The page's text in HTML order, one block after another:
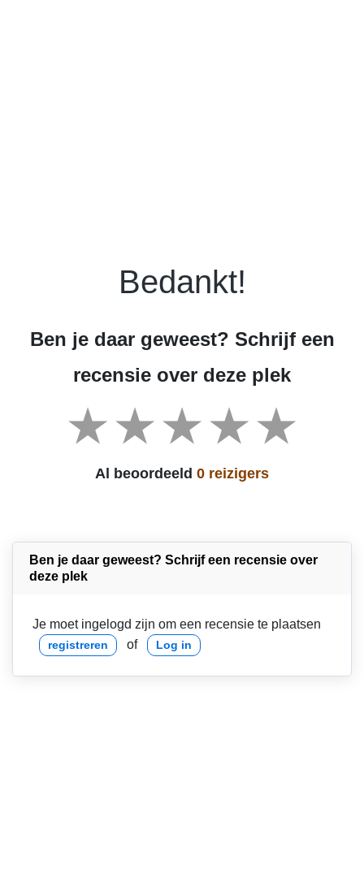
Bedankt!
Ben je daar geweest? Schrijf een
recensie over deze plek
Al beoordeeld 0 reizigers
Ben je daar geweest? Schrijf een recensie over
deze plek
Je moet ingelogd zijn om een recensie te plaatsen
registreren of Log in